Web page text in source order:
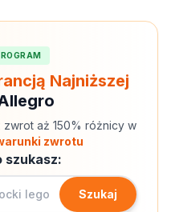
Najniższej
zwrot aż 150% różnicy w
zwrotu
szukasz:
Szukaj